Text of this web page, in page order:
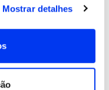
Mostrar detalhes
também